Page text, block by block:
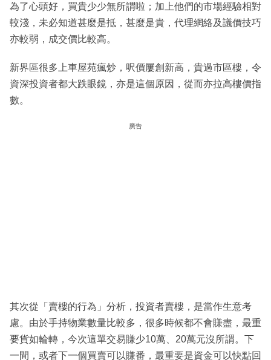
為了心頭好，買貴少少無所謂啦；加上他們的市場經驗相對
較淺，未必知道甚麼是抵，甚麼是貴，代理網絡及議價技巧
亦較弱，成交價比較高。
新界區很多上車屋苑瘋炒，呎價屢創新高，貴過市區樓，令
資深投資者都大跌眼鏡，亦是這個原因，從而亦拉高樓價指
數。
廣告
其次從「賣樓的行為」分析，投資者賣樓，是當作生意考
慮。由於手持物業數量比較多，很多時候都不會賺盡，最重
要貨如輪轉，今次這單交易賺少10萬、20萬元沒所謂。下
一間，或者下一個買賣可以賺番，最重要是資金可以快點回